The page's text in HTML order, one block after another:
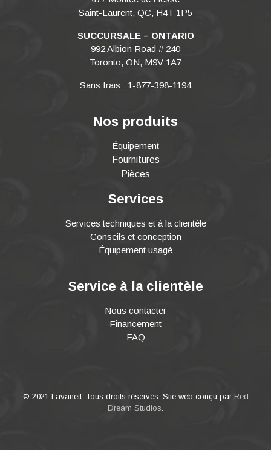
Saint-Laurent, QC, H4T 1P5
SUCCURSALE – ONTARIO
992 Albion Road # 240
Toronto, ON, M9V 1A7
Sans frais : 1-877-398-1194
Nos produits
Équipement
Fournitures
Pièces
Services
Services techniques et à la clientèle
Conseils et conception
Équipement usagé
Service à la clientèle
Nous contacter
Financement
FAQ
© 2021 Lavanett. Tous droits réservés. Site web conçu par Red
Dream Studios.